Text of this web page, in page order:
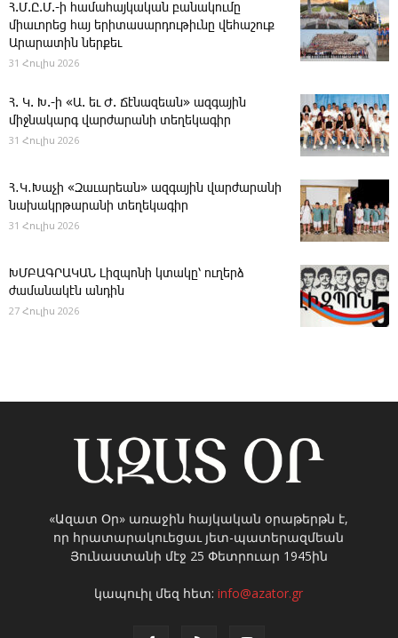
Հ.Մ.Ը.Մ.-ի համահայկական բանակումը
միաւորեց հայ երիտասարդութիւնը վեհաշուք
Արարատին ներքեւ
31 Հուլիս 2026
Հ. Կ. Խ.-ի «Ա. եւ Ժ. ­Ճէնազեան» ազգային
միջնակարգ վարժարանի տեղեկագիր
31 Հուլիս 2026
Հ․Կ․Խաչի «Զաւարեան» ազգային վարժարանի
նախակրթարանի տեղեկագիր
31 Հուլիս 2026
ԽՄԲԱԳՐԱԿԱՆ ­Լիզպոնի կտակը՝ ուղերձ
ժամանակէն անդին
27 Հուլիս 2026
«Ազատ Օր» առաջին հայկական օրաթերթն է,
որ հրատարակուեցաւ յետ-պատերազմեան
Յունաստանի մէջ 25 Փետրուար 1945ին
կապուիլ մեզ հետ:info@azator.gr